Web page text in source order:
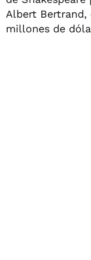
Albert Bertrand,
millones de